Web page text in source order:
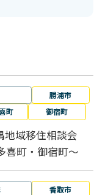
勝浦市
町 御宿町
地域移住相談会
町・御宿町～
香取市